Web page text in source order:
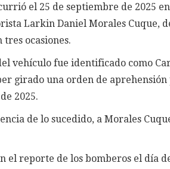
el 25 de septiembre de 2025
Larkin Daniel Morales Cuque,
ocasiones.
vehículo fue identificado como
girado una orden de
2025.
de lo sucedido, a Morales
el reporte de los bomberos el día